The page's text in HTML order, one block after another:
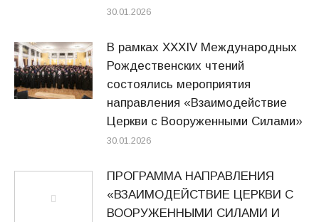
30.01.2026
В рамках XXXIV Международных
Рождественских чтений
состоялись мероприятия
направления «Взаимодействие
Церкви с Вооруженными Силами»
30.01.2026
ПРОГРАММА НАПРАВЛЕНИЯ
«ВЗАИМОДЕЙСТВИЕ ЦЕРКВИ С
ВООРУЖЕННЫМИ СИЛАМИ И